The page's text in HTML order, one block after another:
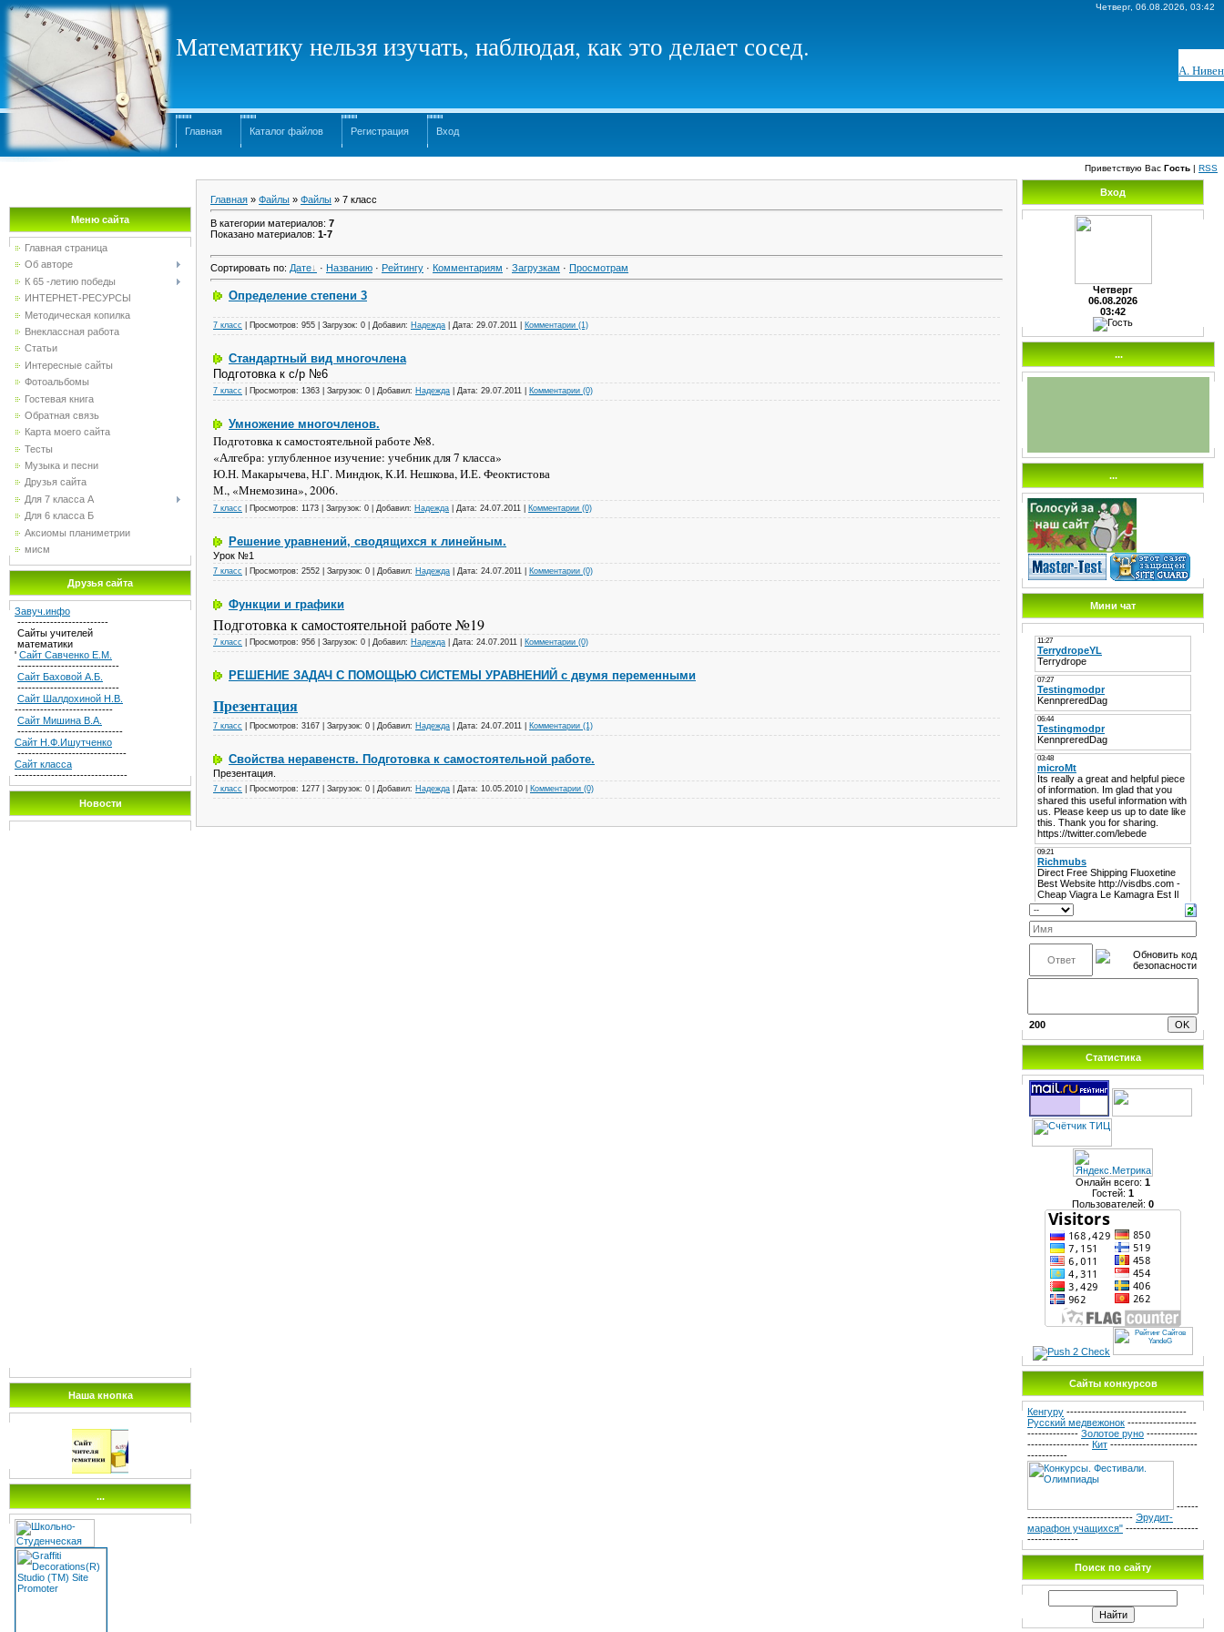
Четверг, 06.08.2026, 03:42
Математику нельзя изучать, наблюдая, как это делает сосед.
А. Нивен
Главная Каталог файлов Регистрация Вход
Приветствую Вас Гость | RSS
Меню сайта
Главная страница
Об авторе
К 65 -летию победы
ИНТЕРНЕТ-РЕСУРСЫ
Методическая копилка
Внеклассная работа
Статьи
Интересные сайты
Фотоальбомы
Гостевая книга
Обратная связь
Карта моего сайта
Тесты
Музыка и песни
Друзья сайта
Для 7 класса А
Для 6 класса Б
Аксиомы планиметрии
мисм
Друзья сайта
Завуч.инфо
-------------------------
Сайты учителей
математики
' Сайт Савченко Е.М.
----------------------------
Сайт Баховой А.Б.
----------------------------
Сайт Шалдохиной Н.В.
---------------------------
Сайт Мишина В.А.
-----------------------------
Сайт Н.Ф.Ишутченко
------------------------------
Сайт класса
-------------------------------
Новости
Наша кнопка
...
Главная » Файлы » Файлы » 7 класс
В категории материалов: 7
Показано материалов: 1-7
Сортировать по: Дате · Названию · Рейтингу · Комментариям · Загрузкам · Просмотрам
Определение степени 3
7 класс Просмотров: 955 | Загрузок: 0 | Добавил: Надежда Дата: 29.07.2011 Комментарии (1)
Стандартный вид многочлена
Подготовка к с/р №6
7 класс Просмотров: 1363 | Загрузок: 0 | Добавил: Надежда Дата: 29.07.2011 Комментарии (0)
Умножение многочленов.
Подготовка к самостоятельной работе №8.
«Алгебра: углубленное изучение: учебник для 7 класса»
Ю.Н. Макарычева, Н.Г. Миндюк, К.И. Нешкова, И.Е. Феоктистова
М., «Мнемозина», 2006.
7 класс Просмотров: 1173 | Загрузок: 0 | Добавил: Надежда Дата: 24.07.2011 Комментарии (0)
Решение уравнений, сводящихся к линейным.
Урок №1
7 класс Просмотров: 2552 | Загрузок: 0 | Добавил: Надежда Дата: 24.07.2011 Комментарии (0)
Функции и графики
Подготовка к самостоятельной работе №19
7 класс Просмотров: 956 | Загрузок: 0 | Добавил: Надежда Дата: 24.07.2011 Комментарии (0)
РЕШЕНИЕ ЗАДАЧ С ПОМОЩЬЮ СИСТЕМЫ УРАВНЕНИЙ с двумя переменными
Презентация
7 класс Просмотров: 3167 | Загрузок: 0 | Добавил: Надежда Дата: 24.07.2011 Комментарии (1)
Свойства неравенств. Подготовка к самостоятельной работе.
Презентация.
7 класс Просмотров: 1277 | Загрузок: 0 | Добавил: Надежда Дата: 10.05.2010 Комментарии (0)
Вход
Четверг
06.08.2026
03:42
...
...
Мини чат
200
Статистика
Онлайн всего: 1
Гостей: 1
Пользователей: 0
Сайты конкурсов
Кенгуру ---------------------------------
Русский медвежонок -------------------
-------------- Золотое руно --------------
----------------- Кит ------------------------
-----------
------
----------------------------- Эрудит-
марафон учащихся" --------------------
--------------
Поиск по сайту